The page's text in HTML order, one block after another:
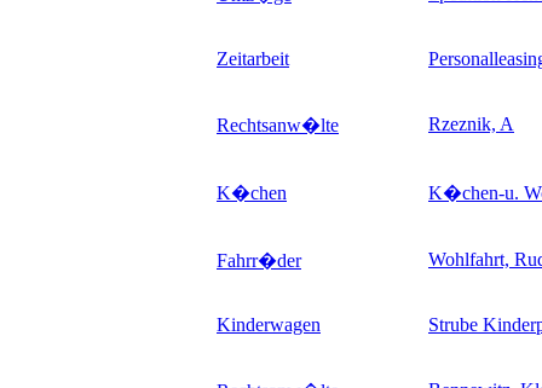
Zeitarbeit
Rechtsanw�lte Rzeznik, A
K�chen K�chen-u.
Fahrr�der Wohlfahrt,
Kinderwagen Strube